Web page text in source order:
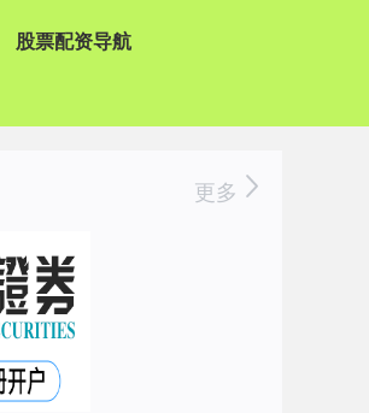
股票配资导航
更多